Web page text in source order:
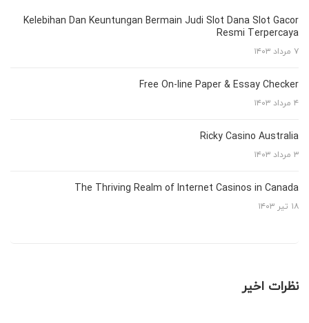
Kelebihan Dan Keuntungan Bermain Judi Slot Dana Slot Gacor
Resmi Terpercaya
۷ مرداد ۱۴۰۳
Free On-line Paper & Essay Checker
۴ مرداد ۱۴۰۳
Ricky Casino Australia
۳ مرداد ۱۴۰۳
The Thriving Realm of Internet Casinos in Canada
۱۸ تیر ۱۴۰۳
نظرات اخیر